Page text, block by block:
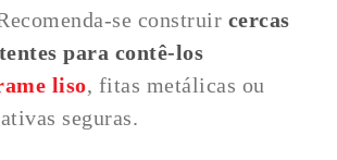
se construir cercas
para contê-los
liso, fitas metálicas ou
seguras.